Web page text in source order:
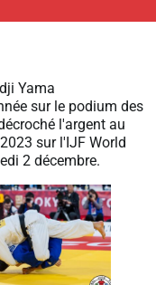
Yama
sur le podium des
l'argent au
sur l'IJF World
2 décembre.